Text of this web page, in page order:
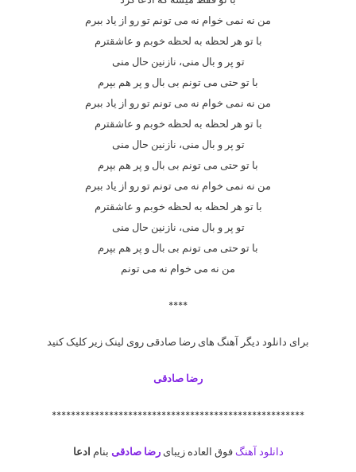
من نه نمی خوام نه می تونم تو رو از یاد ببرم
با تو هر لحظه به لحظه خوبم و عاشقترم
تو پر و بال منی، نازنین حال منی
با تو حتی می تونم بی بال و پر هم بپرم
من نه نمی خوام نه می تونم تو رو از یاد ببرم
با تو هر لحظه به لحظه خوبم و عاشقترم
تو پر و بال منی، نازنین حال منی
با تو حتی می تونم بی بال و پر هم بپرم
من نه نمی خوام نه می تونم تو رو از یاد ببرم
با تو هر لحظه به لحظه خوبم و عاشقترم
تو پر و بال منی، نازنین حال منی
با تو حتی می تونم بی بال و پر هم بپرم
من نه می خوام نه می تونم
****
برای دانلود دیگر آهنگ های رضا صادقی روی لینک زیر کلیک کنید
رضا صادقی
*****************************************************
دانلود آهنگ فوق العاده زیبایرضا صادقی بنام ادعا